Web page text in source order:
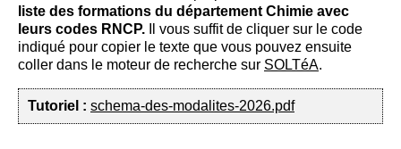
liste des formations du département Chimie avec
leurs codes RNCP. Il vous suffit de cliquer sur le code
indiqué pour copier le texte que vous pouvez ensuite
coller dans le moteur de recherche sur SOLTéA.
Tutoriel : schema-des-modalites-2026.pdf